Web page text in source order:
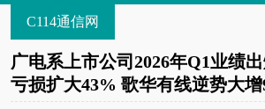
C114通信网
广电系上市公司2026年Q1业绩
亏损扩大43% 歌华有线逆势大增